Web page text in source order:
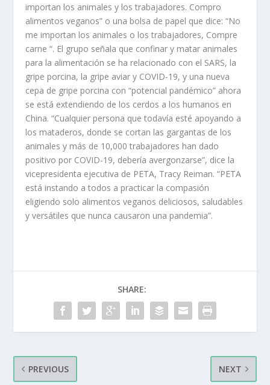
importan los animales y los trabajadores. Compro
alimentos veganos” o una bolsa de papel que dice: “No
me importan los animales o los trabajadores, Compre
carne “. El grupo señala que confinar y matar animales
para la alimentación se ha relacionado con el SARS, la
gripe porcina, la gripe aviar y COVID-19, y una nueva
cepa de gripe porcina con “potencial pandémico” ahora
se está extendiendo de los cerdos a los humanos en
China. “Cualquier persona que todavía esté apoyando a
los mataderos, donde se cortan las gargantas de los
animales y más de 10,000 trabajadores han dado
positivo por COVID-19, debería avergonzarse”, dice la
vicepresidenta ejecutiva de PETA, Tracy Reiman. “PETA
está instando a todos a practicar la compasión
eligiendo solo alimentos veganos deliciosos, saludables
y versátiles que nunca causaron una pandemia”.
SHARE:
PREVIOUS NEXT